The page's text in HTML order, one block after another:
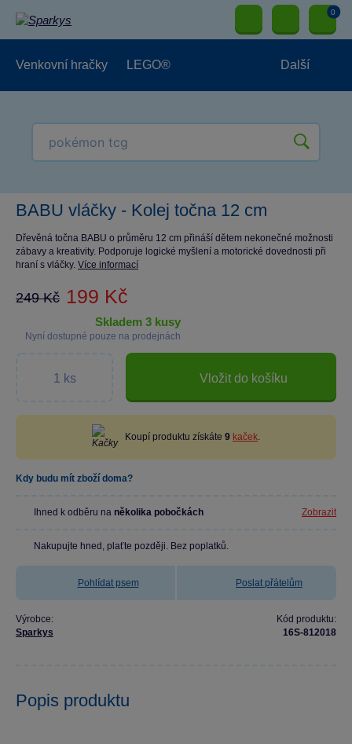
0
Venkovní hračky LEGO® Další
BABU vláčky - Kolej točna 12 cm
Dřevěná točna BABU o průměru 12 cm přináší dětem nekonečné možnosti
zábavy a kreativity. Podporuje logické myšlení a motorické dovednosti při
hraní s vláčky. Více informací
249 Kč 199 Kč
skladem 3 kusy
Nyní dostupné pouze na prodejnách
Vložit do košíku
Koupí produktu získáte 9 kaček.
Kdy budu mít zboží doma?
Ihned k odběru na několika pobočkách Zobrazit
Nakupujte hned, plaťte později. Bez poplatků.
Pohlídat psem Poslat přátelům
Výrobce:
Sparkys
Kód produktu:
16S-812018
Popis produktu